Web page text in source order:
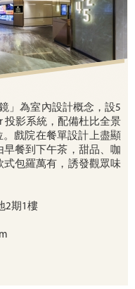
」為室內設計概念，設5
投影系統，配備杜比全景
戲院在餐單設計上盡顯
餐到下午茶，甜品、咖
包羅萬有，誘發觀眾味
2期1樓